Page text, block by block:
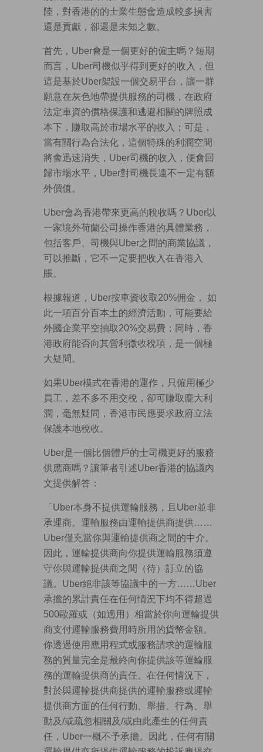
陸，對香港的的士業生態會造成較多損害
還是貢獻，卻還是未知之數。
首先，Uber會是一個更好的僱主嗎？短期
而言，Uber司機似乎得到更好的收入，但
這是基於Uber架設一個交易平台，讓一群
願意在灰色地帶提供服務的司機，在政府
法定車資的價格保護和逃避相關的牌照成
本下，賺取高於市場水平的收入；可是，
當有關行為合法化，這個特殊的利潤空間
將會迅速消失，Uber司機的收入，便會回
歸市場水平，Uber對司機長遠不一定有額
外價值。
Uber會為香港帶來更高的稅收嗎？Uber以
一家境外荷蘭公司操作香港的具體業務，
包括客戶、司機與Uber之間的商業協議，
可以推斷，它不一定要把收入在香港入
賬。
根據報道，Uber按車資收取20%佣金， 如
此一項百分百本土的經濟活動，可能要給
外國企業平空抽取20%交易費；同時，香
港政府能否向其營利徵收稅項，是一個極
大疑問。
如果Uber模式在香港的運作，只僱用極少
員工，差不多不用交稅，卻可賺取龐大利
潤，毫無疑問，香港市民應要求政府立法
保護本地稅收。
Uber是一個比個體戶的士司機更好的服務
供應商嗎？讓筆者引述Uber香港的協議內
文提供解答：
「Uber本身不提供運輸服務，且Uber並非
承運商。運輸服務由運輸提供商提供……
Uber僅充當你與運輸提供商之間的中介。
因此，運輸提供商向你提供運輸服務須遵
守你與運輸提供商之間（待）訂立的協
議。Uber絕非該等協議中的一方……Uber
承擔的累計責任在任何情況下均不得超過
500歐羅或（如適用）相當於你向運輸提供
商支付運輸服務費用時所用的貨幣金額。
你透過使用應用程式或服務請求的運輸服
務的質量完全是最終向你提供該等運輸服
務的運輸提供商的責任。在任何情況下，
對於與運輸提供商提供的運輸服務或運輸
提供商方面的任何行動、舉措、行為、舉
動及/或疏忽相關及/或由此產生的任何責
任，Uber一概不予承擔。因此，任何有關